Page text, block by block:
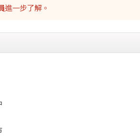
進一步了解。